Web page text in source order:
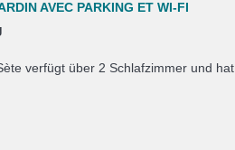
AVEC PARKING ET WI-FI
verfügt über 2 Schlafzimmer und hat